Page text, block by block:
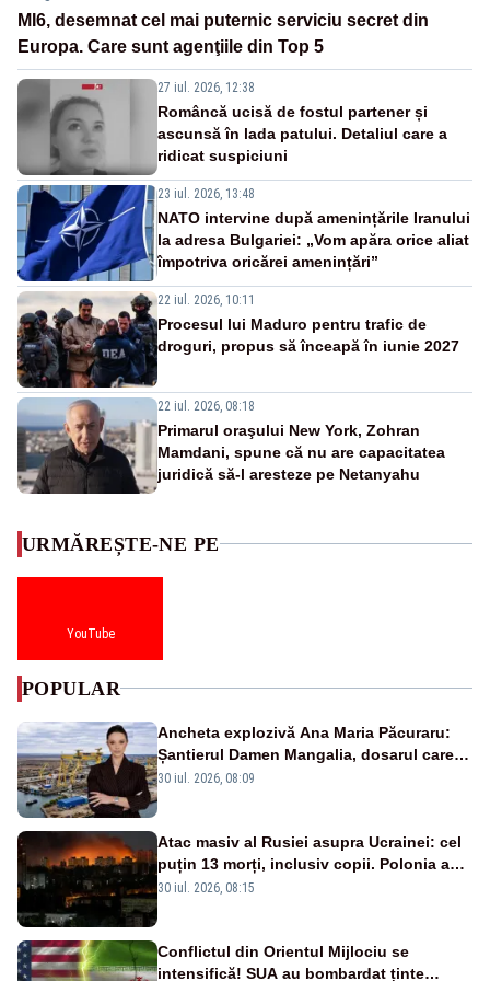
MI6, desemnat cel mai puternic serviciu secret din
Europa. Care sunt agenţiile din Top 5
27 iul. 2026, 12:38
Româncă ucisă de fostul partener și
ascunsă în lada patului. Detaliul care a
ridicat suspiciuni
23 iul. 2026, 13:48
NATO intervine după amenințările Iranului
la adresa Bulgariei: „Vom apăra orice aliat
împotriva oricărei amenințări”
22 iul. 2026, 10:11
Procesul lui Maduro pentru trafic de
droguri, propus să înceapă în iunie 2027
22 iul. 2026, 08:18
Primarul oraşului New York, Zohran
Mamdani, spune că nu are capacitatea
juridică să-l aresteze pe Netanyahu
URMĂREȘTE-NE PE
YouTube
POPULAR
Ancheta explozivă Ana Maria Păcuraru:
Șantierul Damen Mangalia, dosarul care
scufundă apărarea României
30 iul. 2026, 08:09
Atac masiv al Rusiei asupra Ucrainei: cel
puțin 13 morți, inclusiv copii. Polonia a
ridicat avioanele de vânătoare
30 iul. 2026, 08:15
Conflictul din Orientul Mijlociu se
intensifică! SUA au bombardat ținte